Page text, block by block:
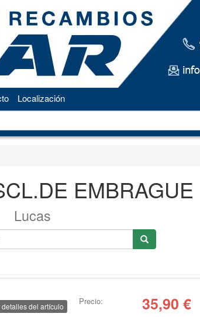
Localización
EMBRAGUE
Lucas
detalles del artículo Precio: 35,90 €